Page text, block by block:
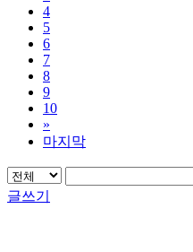
4
5
6
7
8
9
10
»
마지막
글쓰기